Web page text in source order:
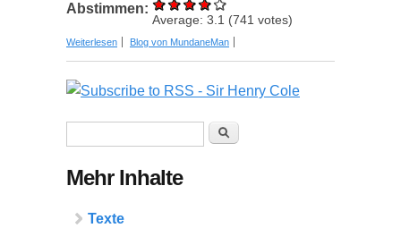
Abstimmen:
Average: 3.1 (741 votes)
Weiterlesen über Weihnachtssprüche und deren Tradition
Blog von MundaneMan
Suche
Mehr Inhalte
Texte